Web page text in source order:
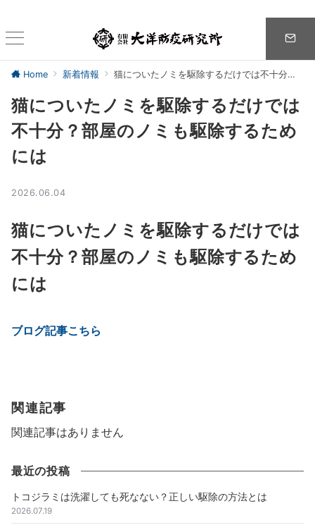
Home 新着情報 猫についたノミを駆除するだけでは不十分？部屋のノミも駆除するためには
猫についたノミを駆除するだけでは
不十分？部屋のノミも駆除するため
には
2026.06.04
猫についたノミを駆除するだけでは
不十分？部屋のノミも駆除するため
には
ブログ記事こちら
関連記事
関連記事はありません
最近の投稿
トコジラミは洗濯しても死なない？正しい駆除の方法とは
2026.07.19